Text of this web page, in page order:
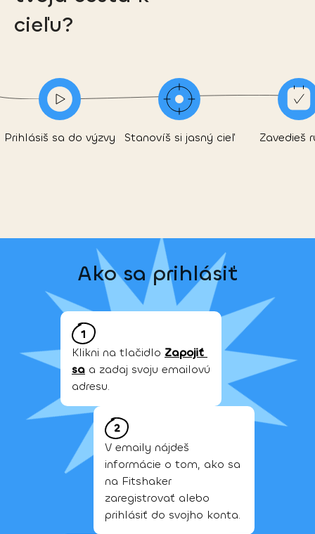
cieľu?
Prihlásiš sa do výzvy Stanovíš si jasný cieľ Zavedieš
Ako sa prihlásiť
Klikni na tlačidlo Zapojiť
sa a zadaj svoju emailovú
adresu.
V emaily nájdeš
informácie o tom, ako sa
na Fitshaker
zaregistrovať alebo
prihlásiť do svojho konta.